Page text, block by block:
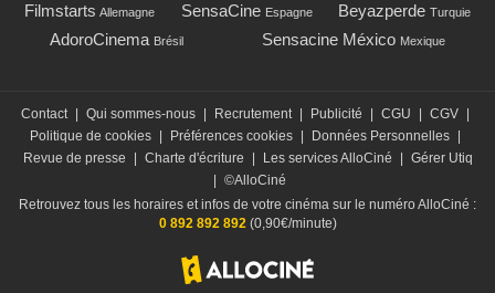
Filmstarts Allemagne SensaCine Espagne Beyazperde Turquie
AdoroCinema Brésil Sensacine México Mexique
Contact Qui sommes-nous Recrutement Publicité CGU CGV
Politique de cookies
Préférences cookies Données Personnelles
Revue de presse
Charte d'écriture Les services AlloCiné
Gérer Utiq
©AlloCiné
Retrouvez tous les horaires et infos de votre cinéma sur le numéro AlloCiné :
0 892 892 892(0,90€/minute)